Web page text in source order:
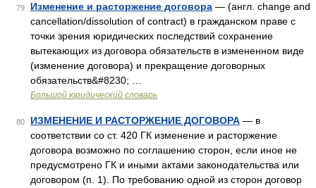
79 Изменение и расторжение договора — (англ. change and
cancellation/dissolution of contract) в гражданском праве с
точки зрения юридических последствий сохранение
вытекающих из договора обязательств в измененном виде
(изменение договора) и прекращение договорных
обязательств&#8230; …
Большой юридический словарь
80 ИЗМЕНЕНИЕ И РАСТОРЖЕНИЕ ДОГОВОРА — в
соответствии со ст. 420 ГК изменение и расторжение
договора возможно по соглашению сторон, если иное не
предусмотрено ГК и иными актами законодательства или
договором (п. 1). По требованию одной из сторон договор